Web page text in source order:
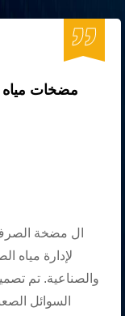
مضخات مياه
ال مضخة
لإدارة مياه
والصناعية. تم
السوائل